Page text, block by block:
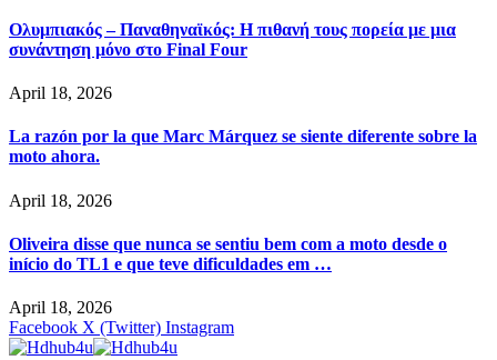
Ολυμπιακός – Παναθηναϊκός: Η πιθανή τους πορεία με μια
συνάντηση μόνο στο Final Four
April 18, 2026
La razón por la que Marc Márquez se siente diferente sobre la
moto ahora.
April 18, 2026
Oliveira disse que nunca se sentiu bem com a moto desde o
início do TL1 e que teve dificuldades em …
April 18, 2026
Facebook X (Twitter) Instagram